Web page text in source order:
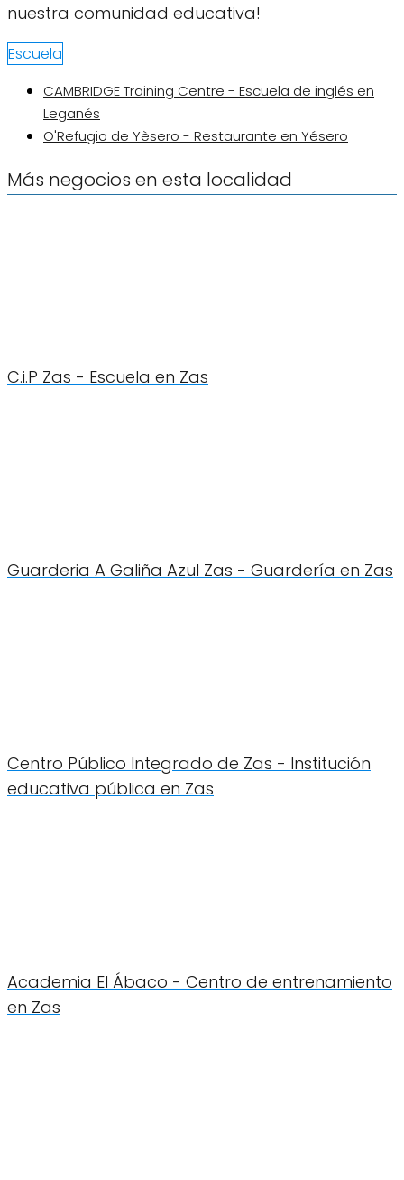
nuestra comunidad educativa!
Escuela
CAMBRIDGE Training Centre - Escuela de inglés en
Leganés
O'Refugio de Yèsero - Restaurante en Yésero
Más negocios en esta localidad
C.i.P Zas - Escuela en Zas
Guarderia A Galiña Azul Zas - Guardería en Zas
Centro Público Integrado de Zas - Institución
educativa pública en Zas
Academia El Ábaco - Centro de entrenamiento
en Zas